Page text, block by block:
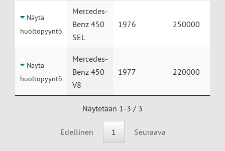
Näytä
huoltopyyntö
Mercedes-
Benz 450
SEL
1976 250000
Näytä
huoltopyyntö
Mercedes-
Benz 450
V8
1977 220000
Näytetään 1-3 / 3
Edellinen 1 Seuraava